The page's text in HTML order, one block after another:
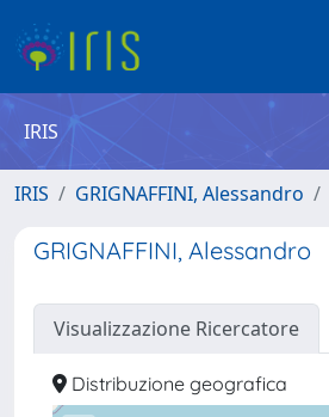
IRIS
IRIS GRIGNAFFINI, Alessandro
GRIGNAFFINI, Alessandro
Visualizzazione Ricercatore
Distribuzione geografica